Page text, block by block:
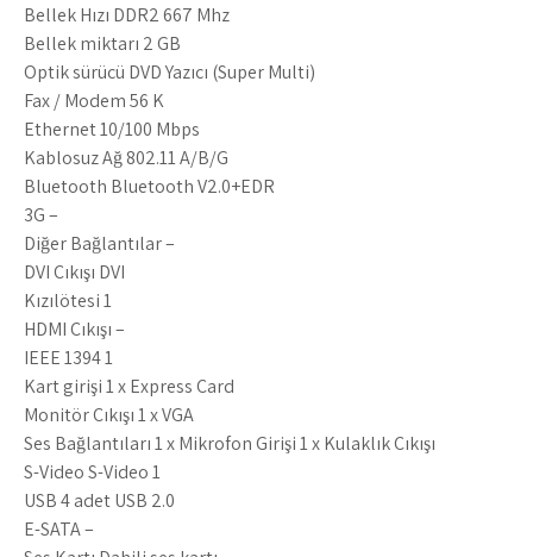
Bellek Hızı DDR2 667 Mhz
Bellek miktarı 2 GB
Optik sürücü DVD Yazıcı (Super Multi)
Fax / Modem 56 K
Ethernet 10/100 Mbps
Kablosuz Ağ 802.11 A/B/G
Bluetooth Bluetooth V2.0+EDR
3G –
Diğer Bağlantılar –
DVI Çıkışı DVI
Kızılötesi 1
HDMI Çıkışı –
IEEE 1394 1
Kart girişi 1 x Express Card
Monitör Çıkışı 1 x VGA
Ses Bağlantıları 1 x Mikrofon Girişi 1 x Kulaklık Çıkışı
S-Video S-Video 1
USB 4 adet USB 2.0
E-SATA –